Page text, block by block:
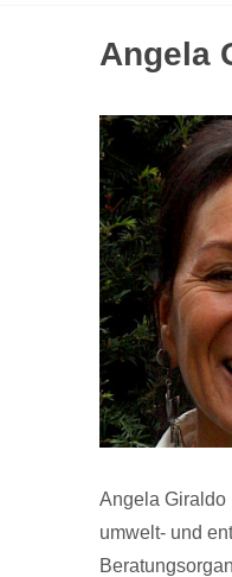
Angela
Angela Giraldo
umwelt- und